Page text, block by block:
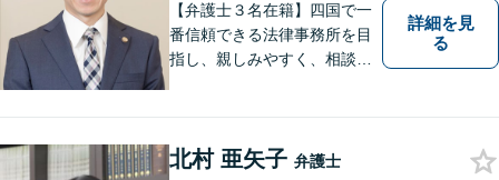
【弁護士３名在籍】四国で一
番信頼できる法律事務所を目
指し、親しみやすく、相談し
詳細を見
る
北村 亜矢子 弁護士